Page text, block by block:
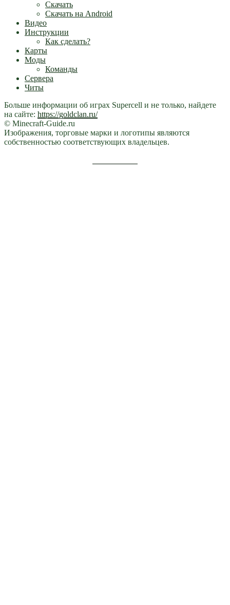
Скачать
Скачать на Android
Видео
Инструкции
Как сделать?
Карты
Моды
Команды
Сервера
Читы
Больше информации об играх Supercell и не только, найдете
на сайте: https://goldclan.ru/
© Minecraft-Guide.ru
Изображения, торговые марки и логотипы являются
собственностью соответствующих владельцев.